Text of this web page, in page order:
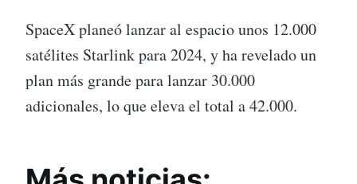
SpaceX planeó lanzar al espacio unos 12.000
satélites Starlink para 2024, y ha revelado un
plan más grande para lanzar 30.000
adicionales, lo que eleva el total a 42.000.